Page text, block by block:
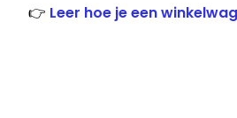
👉 Leer hoe je een